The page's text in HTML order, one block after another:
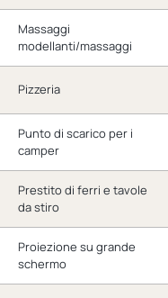
Massaggi
modellanti/massaggi
Pizzeria
Punto di scarico per i
camper
Prestito di ferri e tavole
da stiro
Proiezione su grande
schermo